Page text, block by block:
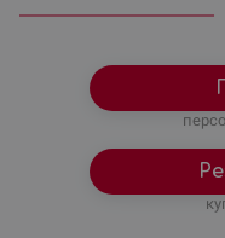
Ноќевање со